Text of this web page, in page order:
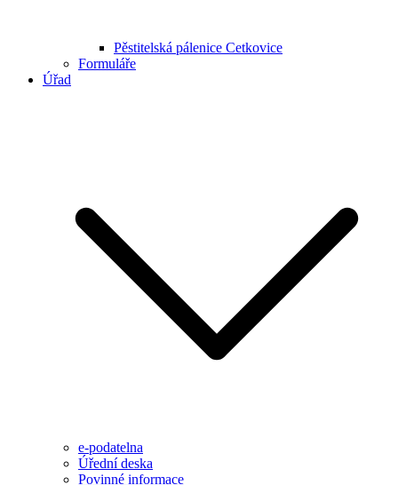
Pěstitelská pálenice Cetkovice
Formuláře
Úřad
e-podatelna
Úřední deska
Povinné informace